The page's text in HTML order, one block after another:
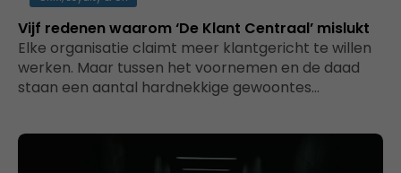
Vijf redenen waarom ‘De Klant Centraal’ mislukt
Elke organisatie claimt meer klantgericht te willen
werken. Maar tussen het voornemen en de daad
staan een aantal hardnekkige gewoontes…